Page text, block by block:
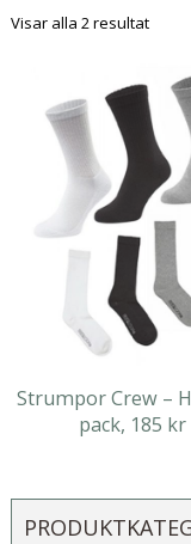
Visar alla 2 resultat
Strumpor Crew –
pack, 185 kr